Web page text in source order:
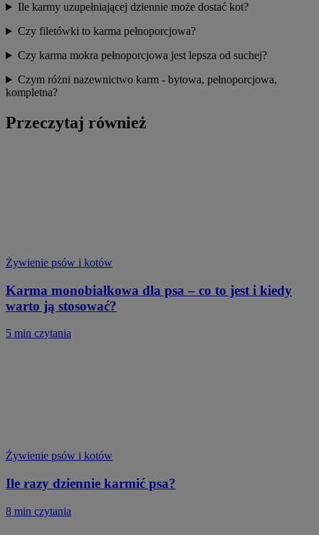
Ile karmy uzupełniającej dziennie może dostać kot?
Czy filetówki to karma pełnoporcjowa?
Czy karma mokra pełnoporcjowa jest lepsza od suchej?
Czym różni nazewnictwo karm - bytowa, pełnoporcjowa,
kompletna?
Przeczytaj również
Żywienie psów i kotów
Karma monobiałkowa dla psa – co to jest i kiedy
warto ją stosować?
5 min czytania
Żywienie psów i kotów
Ile razy dziennie karmić psa?
8 min czytania